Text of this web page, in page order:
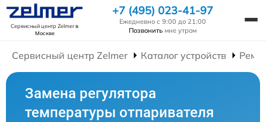
Сервисный центр Zelmerв
Москве
+7 (495) 023-41-97
Ежедневно с 9:00 до 21:00
Позвонить мне утром
Сервисный центр Zelmer Каталог устройств
Замена регулятора
температуры отпаривателя